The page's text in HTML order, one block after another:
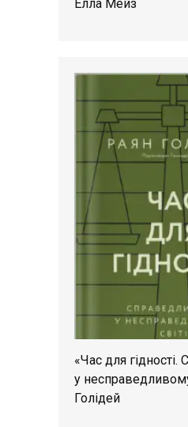
Елла Мейз
«Час для гідності.
у
Голідей